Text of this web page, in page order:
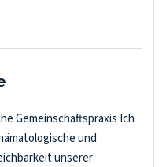
Gemeinschaftspraxis Ich
und
unserer